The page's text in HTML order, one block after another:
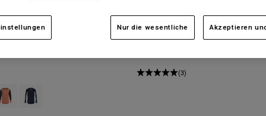
of Arctic Blue.
type of Schwarz.
swatch type of Coral.
Product swatch type of Galaxy Blue.
(3)
Nur die wesentliche Akzeptieren